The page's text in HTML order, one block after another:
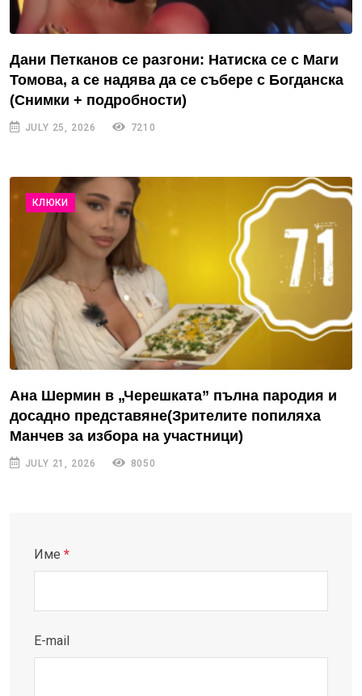
Дани Петканов се разгони: Натиска се с Маги
Томова, а се надява да се събере с Богданска
(Снимки + подробности)
JULY 25, 2026 7210
КЛЮКИ
Ана Шермин в „Черешката” пълна пародия и
досадно представяне(Зрителите попиляха
Манчев за избора на участници)
JULY 21, 2026 8050
Име *
E-mail